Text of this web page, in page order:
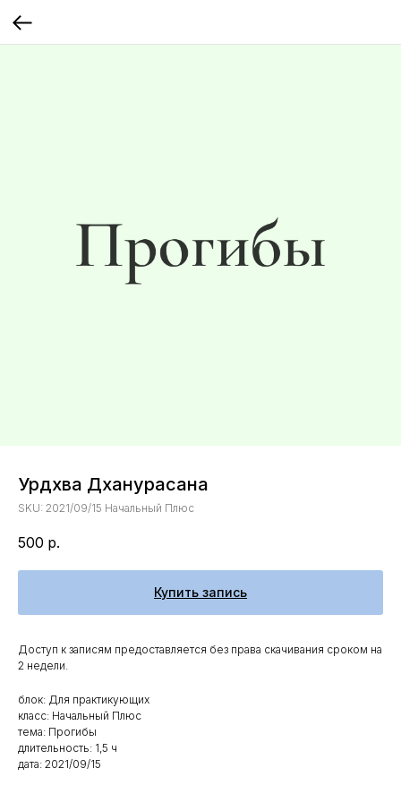
Урдхва Дханурасана
SKU: 2021/09/15 Начальный Плюс
500 р.
Купить запись
Доступ к записям предоставляется без права скачивания сроком на
2 недели.
блок: Для практикующих
класс: Начальный Плюс
тема: Прогибы
длительность: 1,5 ч
дата: 2021/09/15